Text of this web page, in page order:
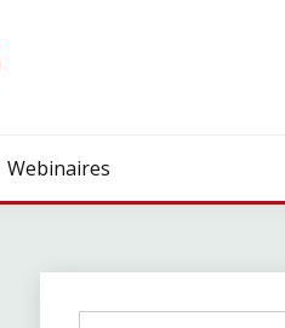
Webinaires